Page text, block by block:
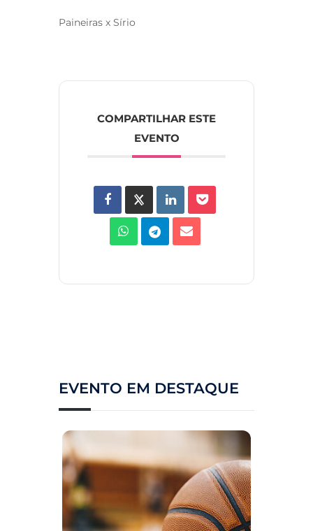
Paineiras x Sírio
COMPARTILHAR ESTE
EVENTO
EVENTO EM DESTAQUE